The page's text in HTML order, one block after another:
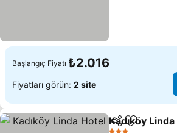
Başlangıç Fiyatı ₺2.016
Fiyatları görün: 2 site
Paylaş
Kadıköy